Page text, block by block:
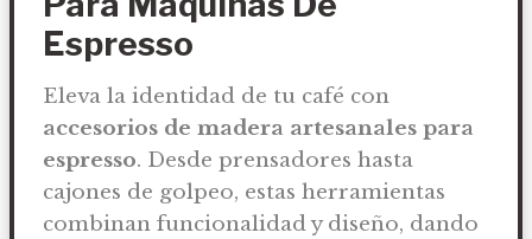
Espresso
Eleva la identidad de tu café con
accesorios de madera artesanales para
espresso. Desde prensadores hasta
cajones de golpeo, estas herramientas
combinan funcionalidad y diseño, dando